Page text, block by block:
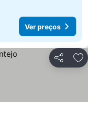
Ver preços
Partilhar